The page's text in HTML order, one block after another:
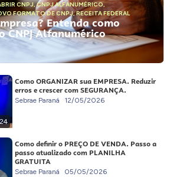
CNPJ,CNPJ ALFANUMÉRICO,
FORMATO DE CNPJ,RECEITA FEDERAL
Entenda como
CNPJ Alfanumérico
Como ORGANIZAR sua EMPRESA. Reduzir
erros e crescer com SEGURANÇA.
Sebrae Paraná 12/05/2026
Como definir o PREÇO DE VENDA. Passo a
passo atualizado com PLANILHA
GRATUITA
Sebrae Paraná 05/05/2026